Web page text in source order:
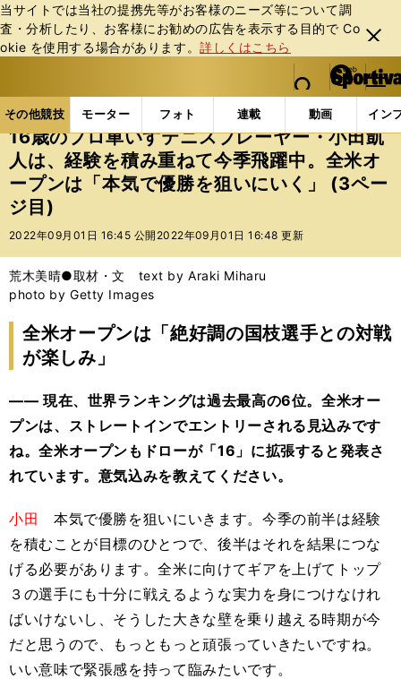
当サイトでは当社の提携先等がお客様のニーズ等について調
査・分析したり、お客様にお勧めの広告を表⽰する⽬的で Co
okie を使⽤する場合があります。詳しくはこちら
閉じ
る
web Sportiva (webスポルティーバ)
検索
マイペ
ー
ジ
メニュ
その他競技 モーター フォト 連載 動画 イン
ス
ポ
ル
テ
ィ
ー
バ
その他競技の記事一覧 パラスポーツ 16歳のプロ車
16歳のプロ車いすテニスプレーヤー・小田凱
人は、経験を積み重ねて今季飛躍中。全米オ
ープンは「本気で優勝を狙いにいく」 (3ペー
ジ目)
2022年09月01日 16:45 公開 2022年09月01日 16:48 更新
荒木美晴●取材・文 text by Araki Miharu
photo by Getty Images
全米オープンは「絶好調の国枝選手との対戦
が楽しみ」
―― 現在、世界ランキングは過去最高の6位。全米オー
プンは、ストレートインでエントリーされる見込みです
ね。全米オープンもドローが「16」に拡張すると発表さ
れています。意気込みを教えてください。
小田
本気で優勝を狙いにいきます。今季の前半は経験
を積むことが目標のひとつで、後半はそれを結果につな
げる必要があります。全米に向けてギアを上げてトップ
３の選手にも十分に戦えるような実力を身につけなけれ
ばいけないし、そうした大きな壁を乗り越える時期が今
だと思うので、もっともっと頑張っていきたいですね。
いい意味で緊張感を持って臨みたいです。